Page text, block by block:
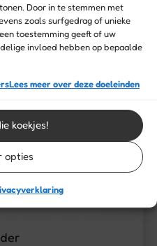
Door in te stemmen met
zoals surfgedrag of unieke
toestemming geeft of uw
invloed hebben op bepaalde
Lees meer over deze doeleinden
koekjes!
opties